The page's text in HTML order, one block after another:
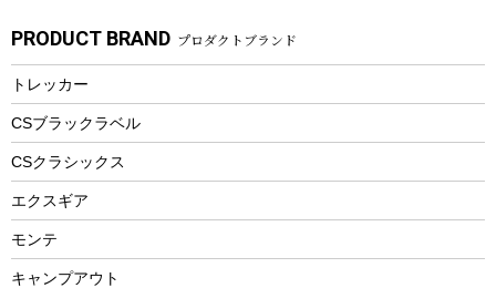
マグカップ、カップ
ステンレスボトル
フードボトル
トレー
ランチョンマット
ランチボックス
スプレー関係
ツール、他
ヘルメット
エアーポンプ
アクセサリー
自転車ウェア
パラソル
フローティングベスト
ヘルメット
エアーポンプ
ビーチテント
ウィンター
スノーシュー
湯たんぽ
防災用品
PRODUCT BRAND プロダクトブランド
トレッカー
CSブラックラベル
CSクラシックス
エクスギア
モンテ
キャンプアウト